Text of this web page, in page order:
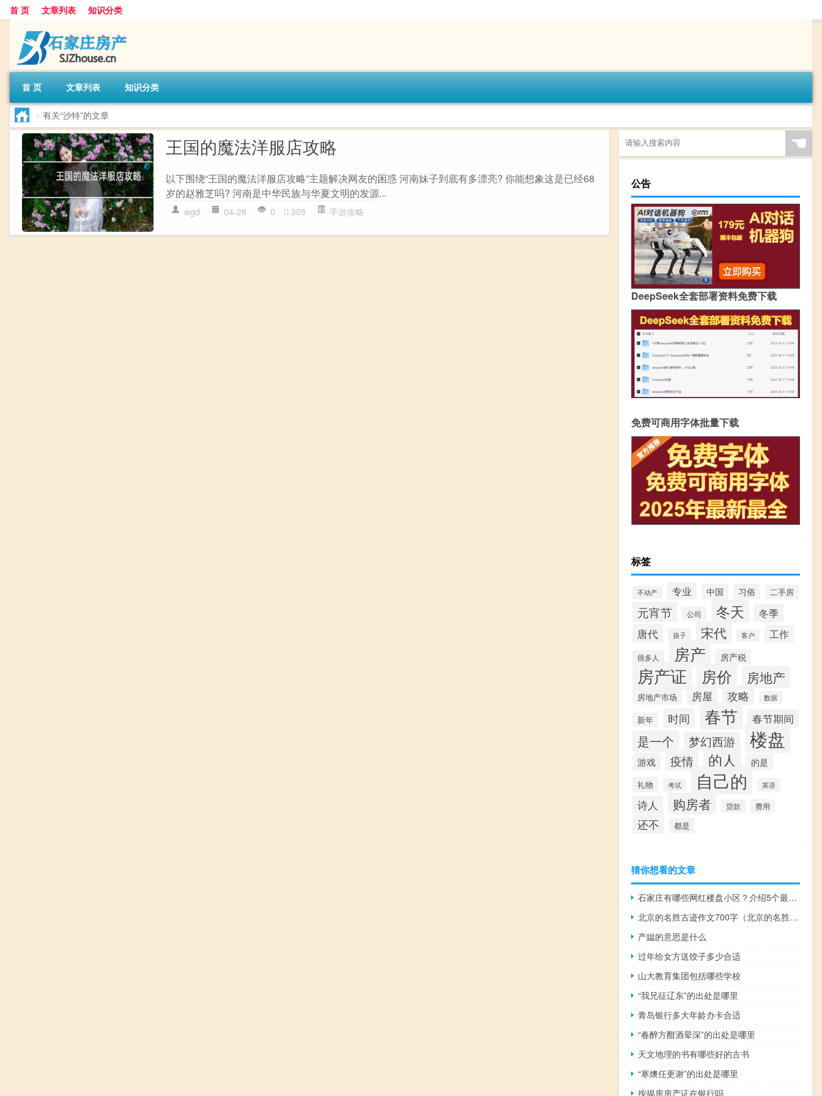
首 页 文章列表 知识分类
首 页 文章列表 知识分类
> 有关“沙特”的文章
王国的魔法洋服店攻略
以下围绕“王国的魔法洋服店攻略”主题解决网友的困惑 河南妹子到底有多漂亮? 你能想象这是已经68
岁的赵雅芝吗? 河南是中华民族与华夏文明的发源...
wgd 04-28 0 305 手游攻略
☚
公告
DeepSeek全套部署资料免费下载
免费可商用字体批量下载
标签
不动产 专业 中国 习俗 二手房
元宵节 公司 冬天 冬季
唐代 孩子 宋代 客户 工作
很多人 房产 房产税
房产证 房价 房地产
房地产市场 房屋 攻略 数据
新年 时间 春节 春节期间
是一个 梦幻西游 楼盘
游戏 疫情 的人 的是
礼物 考试 自己的 英语
诗人 购房者 贷款 费用
还不 都是
猜你想看的文章
石家庄有哪些网红楼盘小区？介绍5个最知名地产项目
北京的名胜古迹作文700字（北京的名胜古迹）
产媪的意思是什么
过年给女方送饺子多少合适
山大教育集团包括哪些学校
“我兄征辽东”的出处是哪里
青岛银行多大年龄办卡合适
“春醉方酣酒晕深”的出处是哪里
天文地理的书有哪些好的古书
“寒燠任更谢”的出处是哪里
按揭房房产证在银行吗